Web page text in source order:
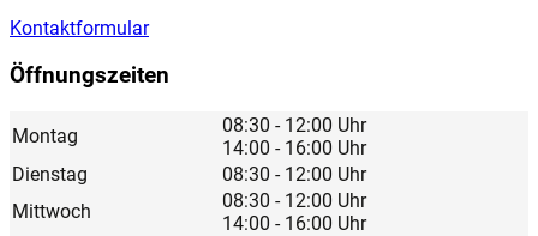
Kontaktformular
Öffnungszeiten
Montag
08:30 - 12:00 Uhr
14:00 - 16:00 Uhr
Dienstag
08:30 - 12:00 Uhr
Mittwoch
08:30 - 12:00 Uhr
14:00 - 16:00 Uhr